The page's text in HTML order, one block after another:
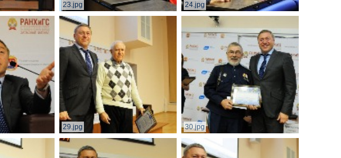
23.jpg 24.jpg
29.jpg 30.jpg